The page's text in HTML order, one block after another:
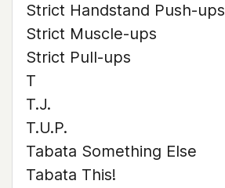
Strict Handstand Push-ups
Strict Muscle-ups
Strict Pull-ups
T
T.J.
T.U.P.
Tabata Something Else
Tabata This!